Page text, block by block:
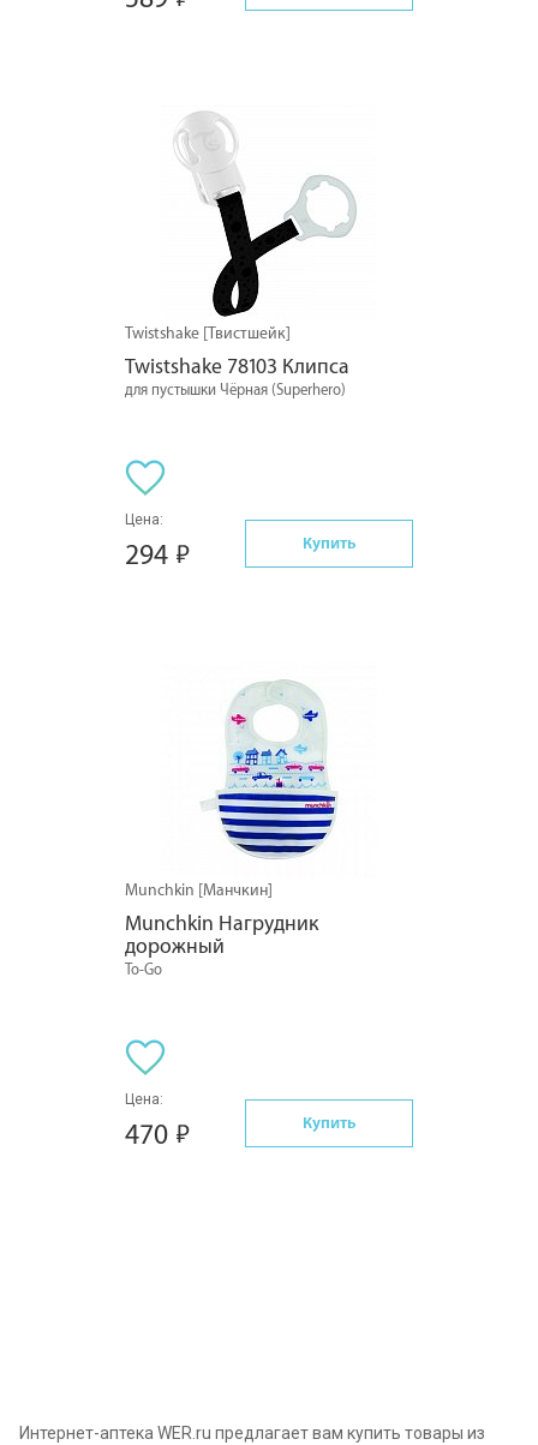
Twistshake [Твистшейк]
Twistshake 78103 Клипса
для пустышки Чёрная (Superhero)
Цена:
294 Купить
Munchkin [Манчкин]
Munchkin Нагрудник
дорожный
To-Go
Цена:
470 Купить
Интернет-аптека WER.ru предлагает вам купить товары из